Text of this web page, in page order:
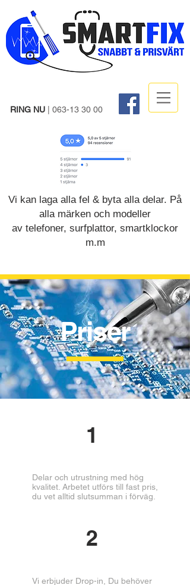
RING NU 063-13 30 00
Vi kan laga alla fel & byta alla delar. På
alla märken och modeller
av telefoner, surfplattor, smartklockor
m.m
Priser
1
Delar och utrustning med hög
kvalitet. Arbetet utförs till fast pris,
du vet alltid slutsumman i förväg.
2
Vi erbjuder Drop-in, Du behöver